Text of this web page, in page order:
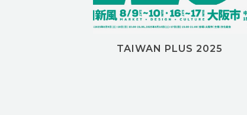
TAIWAN PLUS 2025